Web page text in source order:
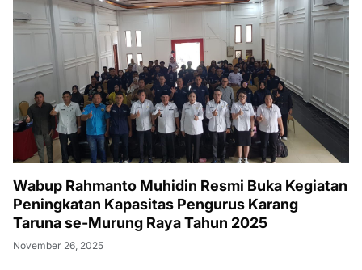
Wabup Rahmanto Muhidin Resmi Buka Kegiatan
Peningkatan Kapasitas Pengurus Karang
Taruna se-Murung Raya Tahun 2025
November 26, 2025